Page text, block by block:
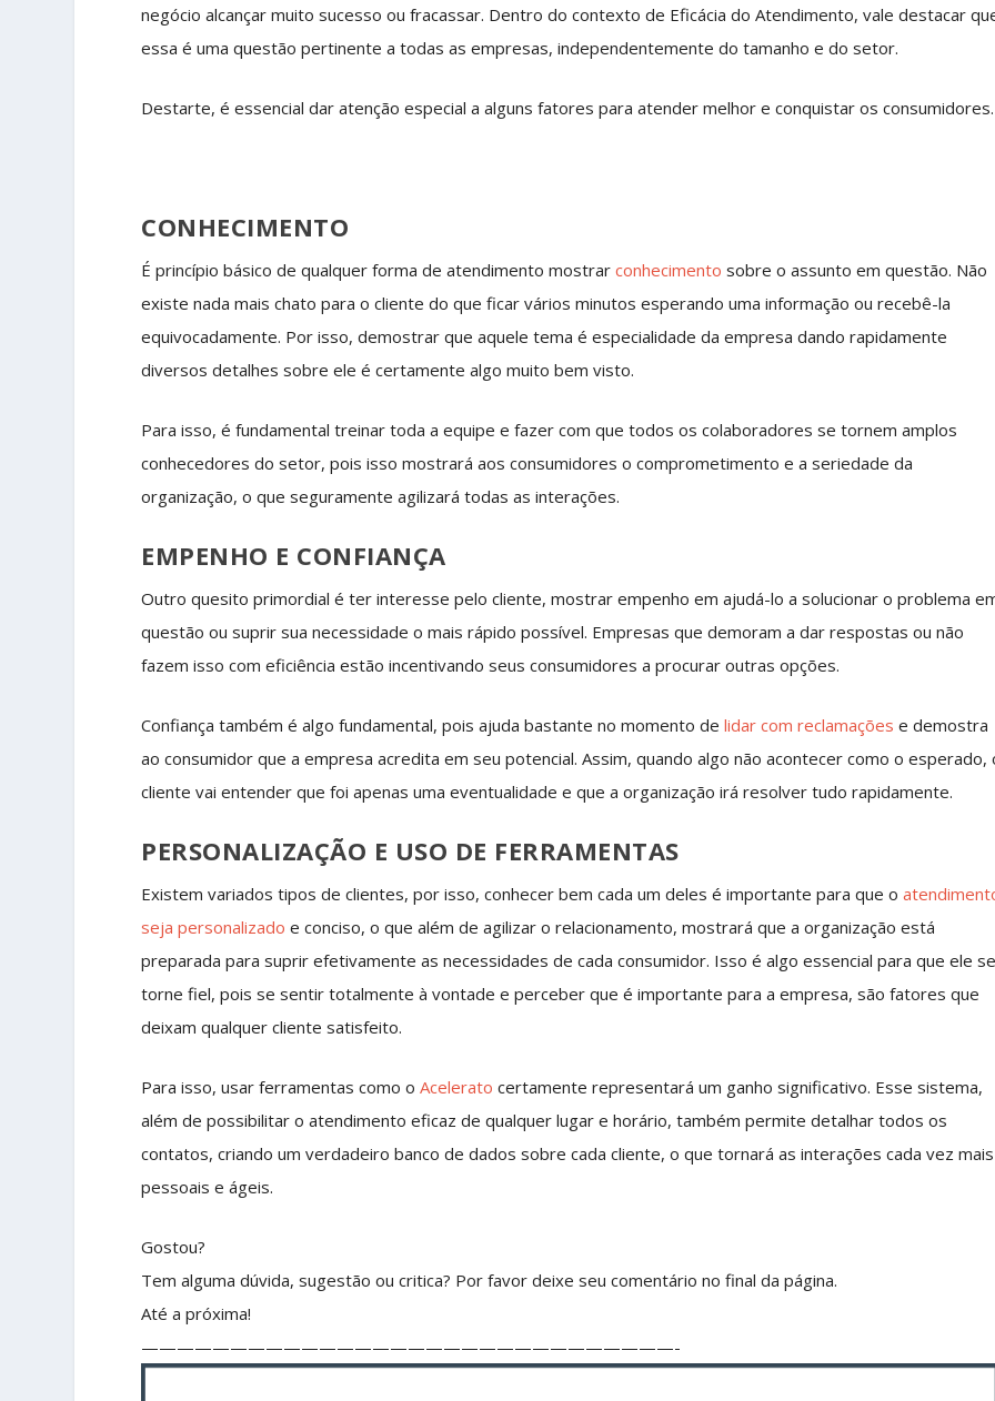
negócio alcançar muito sucesso ou fracassar. Dentro do contexto de Eficácia do Atendimento, vale destacar
essa é uma questão pertinente a todas as empresas, independentemente do tamanho e do setor.
Destarte, é essencial dar atenção especial a alguns fatores para atender melhor e conquistar os consumidores.
CONHECIMENTO
É princípio básico de qualquer forma de atendimento mostrarconhecimento sobre o assunto em questão. Não
existe nada mais chato para o cliente do que ficar vários minutos esperando uma informação ou recebê-la
equivocadamente. Por isso, demostrar que aquele tema é especialidade da empresa dando rapidamente
diversos detalhes sobre ele é certamente algo muito bem visto.
Para isso, é fundamental treinar toda a equipe e fazer com que todos os colaboradores se tornem amplos
conhecedores do setor, pois isso mostrará aos consumidores o comprometimento e a seriedade da
organização, o que seguramente agilizará todas as interações.
EMPENHO E CONFIANÇA
Outro quesito primordial é ter interesse pelo cliente, mostrar empenho em ajudá-lo a solucionar o problema
questão ou suprir sua necessidade o mais rápido possível. Empresas que demoram a dar respostas ou não
fazem isso com eficiência estão incentivando seus consumidores a procurar outras opções.
Confiança também é algo fundamental, pois ajuda bastante no momento delidar com reclamações e demostra
ao consumidor que a empresa acredita em seu potencial. Assim, quando algo não acontecer como o esperado,
cliente vai entender que foi apenas uma eventualidade e que a organização irá resolver tudo rapidamente.
PERSONALIZAÇÃO E USO DE FERRAMENTAS
Existem variados tipos de clientes, por isso, conhecer bem cada um deles é importante para que o
seja personalizado e conciso, o que além de agilizar o relacionamento, mostrará que a organização está
preparada para suprir efetivamente as necessidades de cada consumidor. Isso é algo essencial para que ele se
torne fiel, pois se sentir totalmente à vontade e perceber que é importante para a empresa, são fatores que
deixam qualquer cliente satisfeito.
Para isso, usar ferramentas como oAcelerato certamente representará um ganho significativo. Esse sistema,
além de possibilitar o atendimento eficaz de qualquer lugar e horário, também permite detalhar todos os
contatos, criando um verdadeiro banco de dados sobre cada cliente, o que tornará as interações cada vez mais
pessoais e ágeis.
Gostou?
Tem alguma dúvida, sugestão ou critica? Por favor deixe seu comentário no final da página.
Até a próxima!
——————————————————————————————-